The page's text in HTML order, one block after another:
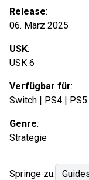
Release:
06. März 2025
USK:
USK 6
Verfügbar für:
Switch | PS4 |
Genre:
Strategie
Springe zu: